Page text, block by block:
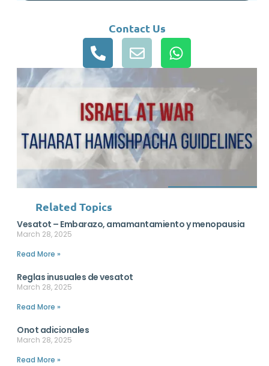
Contact Us
Related Topics
Vesatot – Embarazo, amamantamiento y menopausia
March 28, 2025
Read More »
Reglas inusuales de vesatot
March 28, 2025
Read More »
Onot adicionales
March 28, 2025
Read More »